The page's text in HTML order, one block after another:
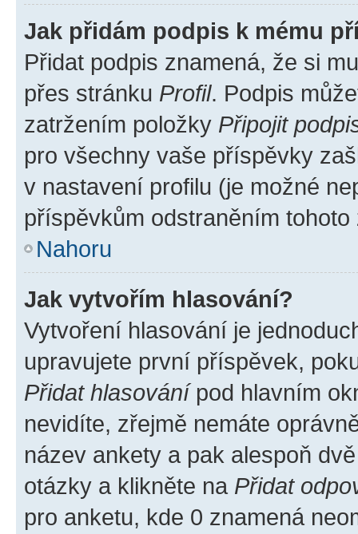
Jak přidám podpis k mému
Přidat podpis znamená, že si
přes stránku Profil. Podpis
zatržením položky Připojit
pro všechny vaše příspěvky
v nastavení profilu (je možné
příspěvkům odstraněním
Nahoru
Jak vytvořím hlasování?
Vytvoření hlasování je
upravujete první příspěvek,
Přidat hlasovánípod hlavním
nevidíte, zřejmě nemáte
název ankety a pak alespoň
otázky a klikněte na Přidat
pro anketu, kde 0 znamená